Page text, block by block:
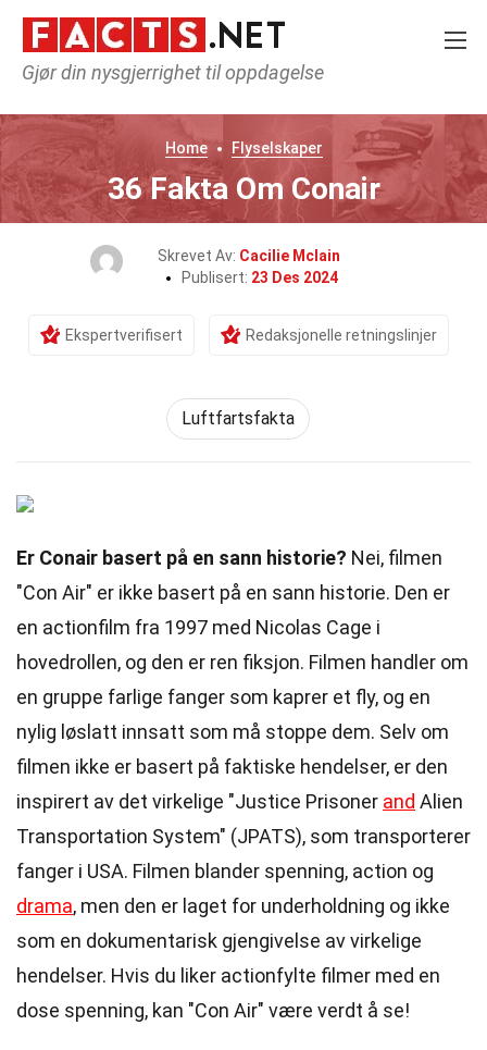
Gjør din nysgjerrighet til oppdagelse
Home Flyselskaper
36 Fakta Om Conair
Skrevet Av: Cacilie Mclain
Publisert: 23 Des 2024
Ekspertverifisert Redaksjonelle retningslinjer
Luftfartsfakta
Er Conair basert på en sann historie? Nei, filmen
"Con Air" er ikke basert på en sann historie. Den er
en actionfilm fra 1997 med Nicolas Cage i
hovedrollen, og den er ren fiksjon. Filmen handler om
en gruppe farlige fanger som kaprer et fly, og en
nylig løslatt innsatt som må stoppe dem. Selv om
filmen ikke er basert på faktiske hendelser, er den
inspirert av det virkelige "Justice Prisoner and Alien
Transportation System" (JPATS), som transporterer
fanger i USA. Filmen blander spenning, action og
drama, men den er laget for underholdning og ikke
som en dokumentarisk gjengivelse av virkelige
hendelser. Hvis du liker actionfylte filmer med en
dose spenning, kan "Con Air" være verdt å se!